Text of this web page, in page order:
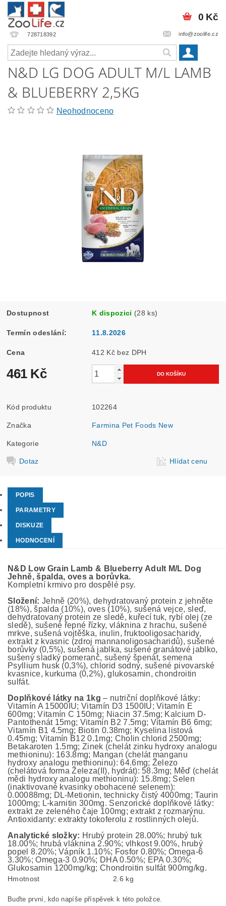
728718392 info@zoolife.cz
0 Kč
N&D LG DOG ADULT M/L LAMB
& BLUEBERRY 2,5KG
Neohodnoceno
Dostupnost K dispozici (28 ks)
Termín odeslání: 11.8.2026
Cena 412 Kč bez DPH
461 Kč
Kód produktu 102264
Značka Farmina Pet Foods New
Kategorie N&D
Dotaz Hlídat cenu
POPIS
PARAMETRY
DISKUZE
HODNOCENÍ
N&D Low Grain Lamb & Blueberry Adult M/L Dog
Jehně,špalda, oves a borůvka.
Kompletní krmivo pro dospělé psy.
Složení: Jehně (20%), dehydratovaný protein z jehněte
(18%), špalda (10%), oves (10%), sušená vejce, sleď,
dehydratovaný protein ze sledě, kuřecí tuk, rybí olej (ze
sledě), sušené řepné řízky, vláknina z hrachu, sušené
mrkve, sušená vojtěška, inulin, fruktooligosacharidy,
extrakt z kvasnic (zdroj mannanoligosacharidů), sušené
borůvky (0,5%), sušená jablka, sušené granátové jablko,
sušený sladký pomeranč, sušený špenát, semena
Psyllium husk (0,3%), chlorid sodný, sušené pivovarské
kvasnice, kurkuma (0,2%), glukosamin, chondroitin
sulfát.
Doplňkové látky na 1kg– nutriční doplňkové látky:
Vitamín A 15000IU; Vitamín D3 1500IU; Vitamín E
600mg; Vitamín C 150mg; Niacin 37.5mg; Kalcium D-
Pantothenát 15mg; Vitamín B2 7.5mg; Vitamín B6 6mg;
Vitamín B1 4.5mg; Biotin 0.38mg; Kyselina listová
0.45mg; Vitamín B12 0.1mg; Cholin chlorid 2500mg;
Betakaroten 1.5mg; Zinek (chelát zinku hydroxy analogu
methioninu): 163.8mg; Mangan (chelát manganu
hydroxy analogu methioninu): 64.6mg; Železo
(chelátová forma Železa(II), hydrát): 58.3mg; Měď (chelát
mědi hydroxy analogu methioninu): 15.8mg; Selen
(inaktivované kvasinky obohacené selenem):
0.00088mg; DL-Metionin, technicky čistý 4000mg; Taurin
1000mg; L-karnitin 300mg. Senzorické doplňkové látky:
extrakt ze zeleného čaje 100mg; extrakt z rozmarýnu.
Antioxidanty: extrakty tokoferolu z rostlinných olejů.
Analytické složky: Hrubý protein 28.00%; hrubý tuk
18.00%; hrubá vláknina 2.90%; vlhkost 9.00%, hrubý
popel 8.20%; Vápník 1.10%; Fosfor 0.80%; Omega-6
3.30%; Omega-3 0.90%; DHA 0.50%; EPA 0.30%;
Glukosamin 1200mg/kg; Chondroitin sulfát 900mg/kg.
Hmotnost 2.6 kg
Buďte první, kdo napíše příspěvek k této položce.